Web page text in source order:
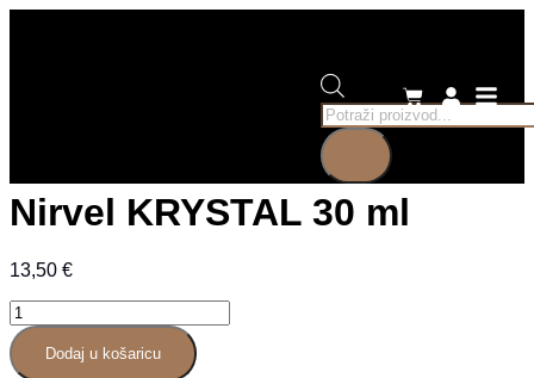
Nirvel KRYSTAL 30 ml
13,50 €
Dodaj u košaricu